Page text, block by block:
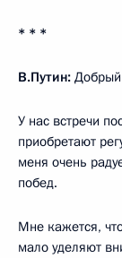
* * *
В.Путин:
У нас встречи
приобретают
меня очень
побед.
Мне кажется,
мало уделяют